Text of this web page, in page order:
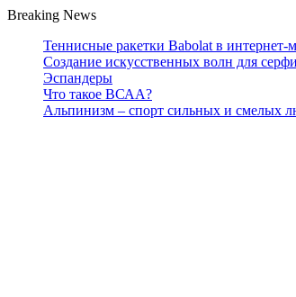
Breaking News
Теннисные ракетки Babolat в интернет-
Создание искусственных волн для
Эспандеры
Что такое ВСАА?
Альпинизм – спорт сильных и смелых